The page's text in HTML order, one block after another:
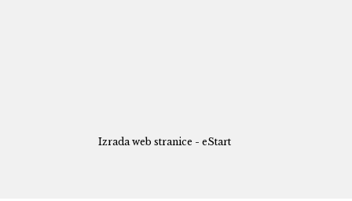
Izrada web stranice - eStart